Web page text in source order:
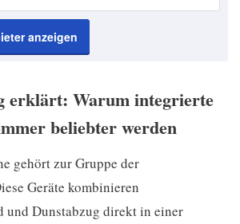
anzeigen
erklärt: Warum integrierte
beliebter werden
gehört zur Gruppe der
Geräte kombinieren
Dunstabzug direkt in einer